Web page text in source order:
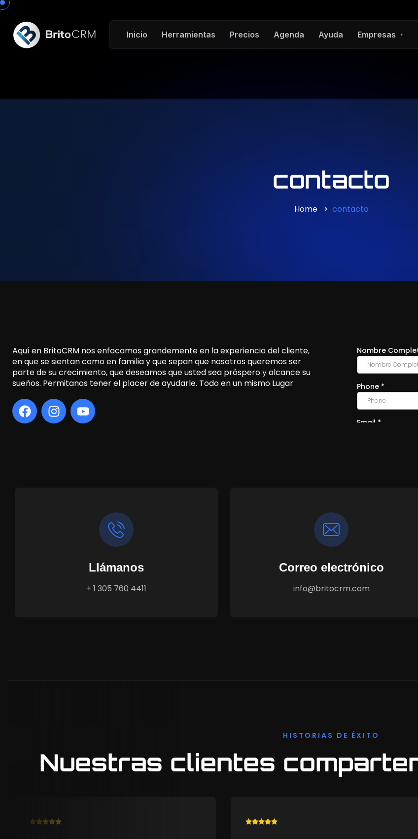
Inicio Herramientas Precios Agenda Ayuda Empresas
contacto
Home contacto
Aquí en BritoCRM nos enfocamos grandemente en la experiencia del cliente,
en que se sientan como en familia y que sepan que nosotros queremos ser
parte de su crecimiento, que deseamos que usted sea próspero y alcance su
sueños. Permitanos tener el placer de ayudarle. Todo en un mismo Lugar
Llámanos
+ 1 305 760 4411
Correo electrónico
info@britocrm.com
HISTORIAS DE ÉXITO
Nuestras clientes